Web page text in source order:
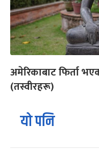
अमेरिकाबाट फिर्ता
(तस्वीरहरू)
यो पनि